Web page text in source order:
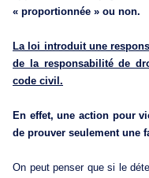
« proportionnée » ou non.
La loi introduit une
de la responsabilité de
code civil.
En effet, une action pour
de prouver seulement une
On peut penser que si le